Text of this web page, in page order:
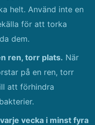
helt. Använd inte en
för att torka
dem.
ren, torr plats. När
på en ren, torr
att förhindra
vecka i minst fyra